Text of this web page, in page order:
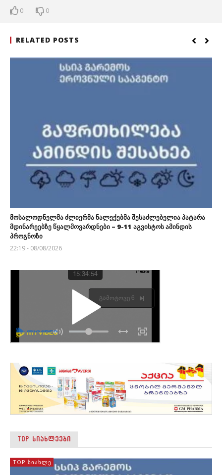
0 0
RELATED POSTS
მოსალოდნელმა ძლიერმა ნალექებმა შესაძლებელია პატარა
მდინარეებზე წყალმოვარდნები – 9-11 აგვისტოს ამინდის
პროგნოზი
22:19 - 08/08/2026
TOP ᲡᲘᲐᲮᲚᲔᲔᲑᲘ
TOP ᲡᲘᲐᲮᲚᲔ